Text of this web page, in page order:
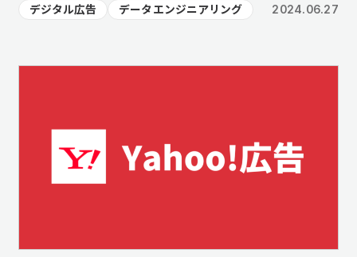
デジタル広告 データエンジニアリング 2024.06.27